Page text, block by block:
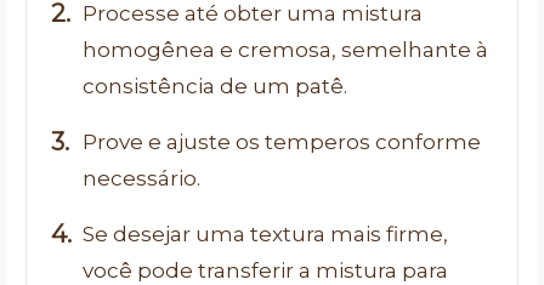
Processe até obter uma mistura
homogênea e cremosa, semelhante à
consistência de um patê.
Prove e ajuste os temperos conforme
necessário.
Se desejar uma textura mais firme,
você pode transferir a mistura para